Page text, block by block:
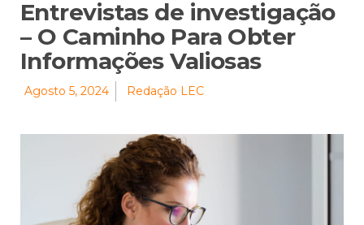
Entrevistas de investigação
– O Caminho Para Obter
Informações Valiosas
Agosto 5, 2024 Redação LEC